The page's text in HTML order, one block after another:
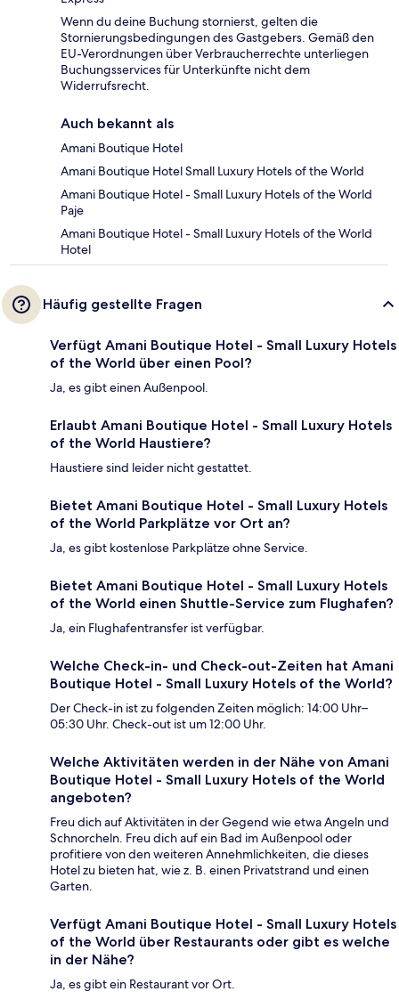
Wenn du deine Buchung stornierst, gelten die
Stornierungsbedingungen des Gastgebers. Gemäß den
EU-Verordnungen über Verbraucherrechte unterliegen
Buchungsservices für Unterkünfte nicht dem
Widerrufsrecht.
Auch bekannt als
Amani Boutique Hotel
Amani Boutique Hotel Small Luxury Hotels of the World
Amani Boutique Hotel - Small Luxury Hotels of the World
Paje
Amani Boutique Hotel - Small Luxury Hotels of the World
Hotel
Häufig gestellte Fragen
Verfügt Amani Boutique Hotel - Small Luxury Hotels
of the World über einen Pool?
Ja, es gibt einen Außenpool.
Erlaubt Amani Boutique Hotel - Small Luxury Hotels
of the World Haustiere?
Haustiere sind leider nicht gestattet.
Bietet Amani Boutique Hotel - Small Luxury Hotels
of the World Parkplätze vor Ort an?
Ja, es gibt kostenlose Parkplätze ohne Service.
Bietet Amani Boutique Hotel - Small Luxury Hotels
of the World einen Shuttle-Service zum Flughafen?
Ja, ein Flughafentransfer ist verfügbar.
Welche Check-in- und Check-out-Zeiten hat Amani
Boutique Hotel - Small Luxury Hotels of the World?
Der Check-in ist zu folgenden Zeiten möglich: 14:00 Uhr–
05:30 Uhr. Check-out ist um 12:00 Uhr.
Welche Aktivitäten werden in der Nähe von Amani
Boutique Hotel - Small Luxury Hotels of the World
angeboten?
Freu dich auf Aktivitäten in der Gegend wie etwa Angeln und
Schnorcheln. Freu dich auf ein Bad im Außenpool oder
profitiere von den weiteren Annehmlichkeiten, die dieses
Hotel zu bieten hat, wie z. B. einen Privatstrand und einen
Garten.
Verfügt Amani Boutique Hotel - Small Luxury Hotels
of the World über Restaurants oder gibt es welche
in der Nähe?
Ja, es gibt ein Restaurant vor Ort.